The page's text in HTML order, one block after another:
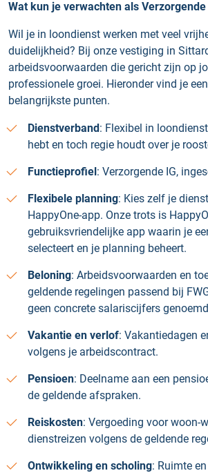
Wat kun je verwachten als
Wil je in loondienst werken met veel
duidelijkheid? Bij onze vestiging in
arbeidsvoorwaarden die gericht zijn op
professionele groei. Hieronder vind je
belangrijkste punten.
Dienstverband: Flexibel in
hebt en toch regie houdt over je
Functieprofiel: Verzorgende IG,
Flexibele planning: Kies zelf je
HappyOne-app. Onze trots is
gebruiksvriendelijke app waarin je
selecteert en je planning beheert.
Beloning: Arbeidsvoorwaarden en
geldende regelingen passend bij
geen concrete salariscijfers
Vakantie en verlof: Vakantiedagen
volgens je arbeidscontract.
Pensioen: Deelname aan een
de geldende afspraken.
Reiskosten: Vergoeding voor woon-
dienstreizen volgens de geldende
Ontwikkeling en scholing: Ruimte